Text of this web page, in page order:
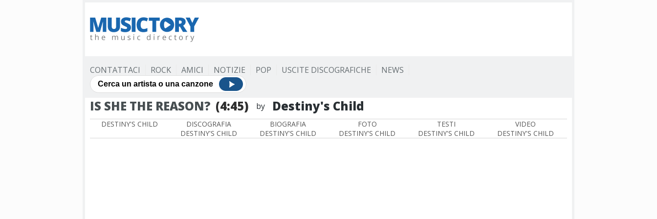
CONTATTACI ROCK AMICI NOTIZIE POP USCITE DISCOGRAFICHE NEWS
IS SHE THE REASON? (4:45) by Destiny's Child
DESTINY'S CHILD
DISCOGRAFIA
DESTINY'S CHILD
BIOGRAFIA
DESTINY'S CHILD
FOTO
DESTINY'S CHILD
TESTI
DESTINY'S CHILD
VIDEO
DESTINY'S CHILD